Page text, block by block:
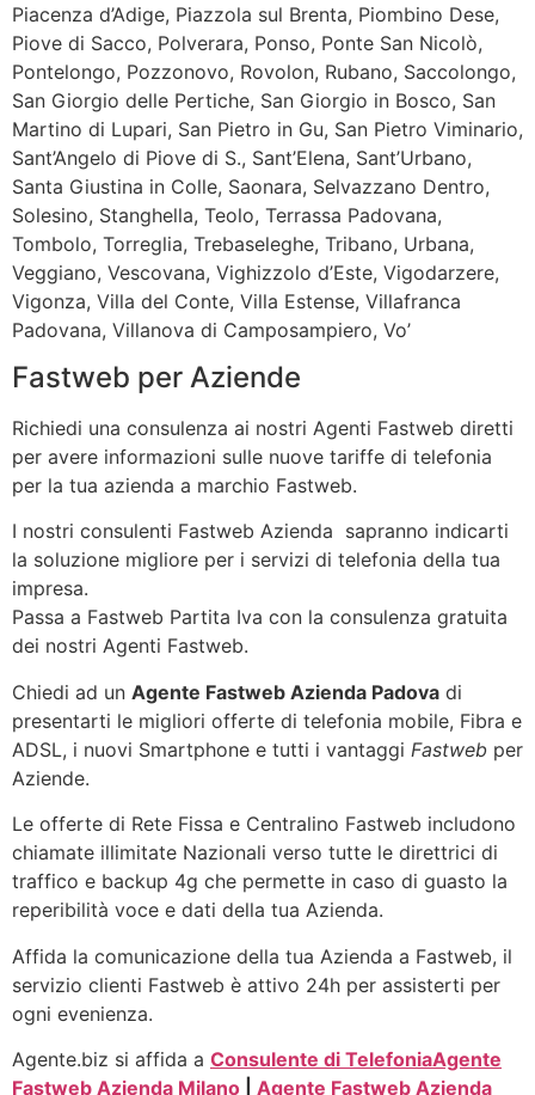
Piacenza d’Adige, Piazzola sul Brenta, Piombino Dese,
Piove di Sacco, Polverara, Ponso, Ponte San Nicolò,
Pontelongo, Pozzonovo, Rovolon, Rubano, Saccolongo,
San Giorgio delle Pertiche, San Giorgio in Bosco, San
Martino di Lupari, San Pietro in Gu, San Pietro Viminario,
Sant’Angelo di Piove di S., Sant’Elena, Sant’Urbano,
Santa Giustina in Colle, Saonara, Selvazzano Dentro,
Solesino, Stanghella, Teolo, Terrassa Padovana,
Tombolo, Torreglia, Trebaseleghe, Tribano, Urbana,
Veggiano, Vescovana, Vighizzolo d’Este, Vigodarzere,
Vigonza, Villa del Conte, Villa Estense, Villafranca
Padovana, Villanova di Camposampiero, Vo’
Fastweb per Aziende
Richiedi una consulenza ai nostri Agenti Fastweb diretti
per avere informazioni sulle nuove tariffe di telefonia
per la tua azienda a marchio Fastweb.
I nostri consulenti Fastweb Azienda sapranno indicarti
la soluzione migliore per i servizi di telefonia della tua
impresa.
Passa a Fastweb Partita Iva con la consulenza gratuita
dei nostri Agenti Fastweb.
Chiedi ad un Agente Fastweb Azienda Padova di
presentarti le migliori offerte di telefonia mobile, Fibra e
ADSL, i nuovi Smartphone e tutti i vantaggi Fastweb per
Aziende.
Le offerte di Rete Fissa e Centralino Fastweb includono
chiamate illimitate Nazionali verso tutte le direttrici di
traffico e backup 4g che permette in caso di guasto la
reperibilità voce e dati della tua Azienda.
Affida la comunicazione della tua Azienda a Fastweb, il
servizio clienti Fastweb è attivo 24h per assisterti per
ogni evenienza.
Agente.biz si affida a Consulente di TelefoniaAgente
Fastweb Azienda Milano
Agente Fastweb Azienda